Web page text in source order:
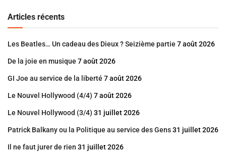
Articles récents
Les Beatles… Un cadeau des Dieux ? Seizième partie 7 août 2026
De la joie en musique 7 août 2026
GI Joe au service de la liberté 7 août 2026
Le Nouvel Hollywood (4/4) 7 août 2026
Le Nouvel Hollywood (3/4) 31 juillet 2026
Patrick Balkany ou la Politique au service des Gens31 juillet 2026
Il ne faut jurer de rien 31 juillet 2026